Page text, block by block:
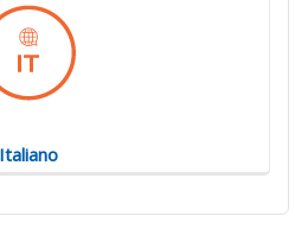
Italiano